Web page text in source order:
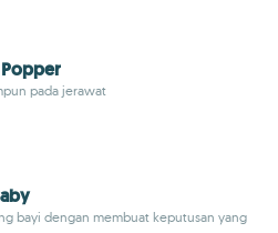
pada jerawat
bayi dengan membuat keputusan yang